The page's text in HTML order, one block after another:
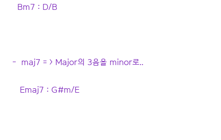
Bm7 : D/B
- maj7 = > Major의 3음을 minor로..
Emaj7 : G#m/E